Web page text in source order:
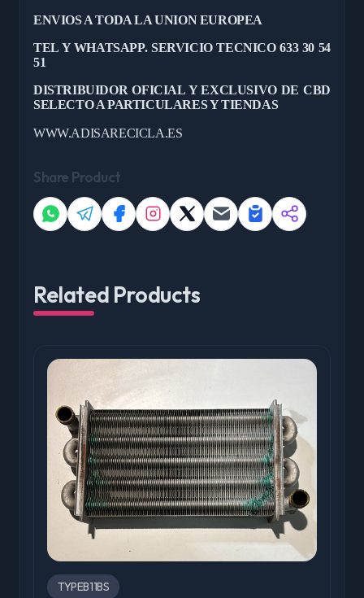
ENVIOS A TODA LA UNION EUROPEA
TEL Y WHATSAPP. SERVICIO TECNICO 633 30 54
51
DISTRIBUIDOR OFICIAL Y EXCLUSIVO DE CBD
SELECTO A PARTICULARES Y TIENDAS
WWW.ADISARECICLA.ES
Share Product
Related Products
TYPEB11BS